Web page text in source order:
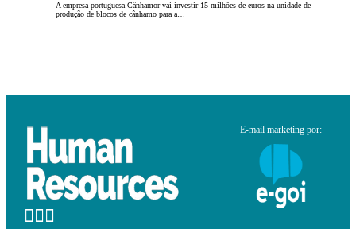
A empresa portuguesa Cânhamor vai investir 15 milhões de euros na unidade de
produção de blocos de cânhamo para a…
E-mail marketing por: